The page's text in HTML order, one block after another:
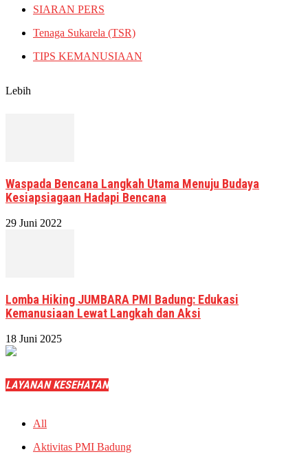
SIARAN PERS
Tenaga Sukarela (TSR)
TIPS KEMANUSIAAN
Lebih
Waspada Bencana Langkah Utama Menuju Budaya
Kesiapsiagaan Hadapi Bencana
29 Juni 2022
Lomba Hiking JUMBARA PMI Badung: Edukasi
Kemanusiaan Lewat Langkah dan Aksi
18 Juni 2025
LAYANAN KESEHATAN
All
Aktivitas PMI Badung